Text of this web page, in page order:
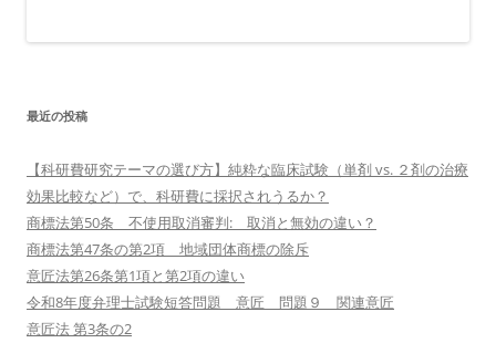
最近の投稿
【科研費研究テーマの選び方】純粋な臨床試験（単剤 vs. ２剤の治療
効果比較など）で、科研費に採択されうるか？
商標法第50条 不使用取消審判: 取消と無効の違い？
商標法第47条の第2項 地域団体商標の除斥
意匠法第26条第1項と第2項の違い
令和8年度弁理士試験短答問題 意匠 問題９ 関連意匠
意匠法 第3条の2